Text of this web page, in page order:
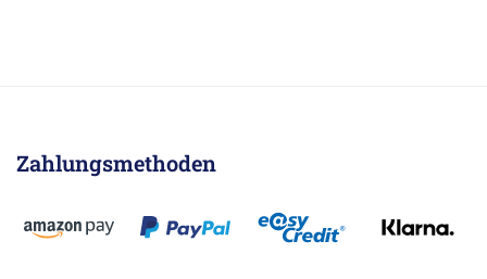
Zahlungsmethoden